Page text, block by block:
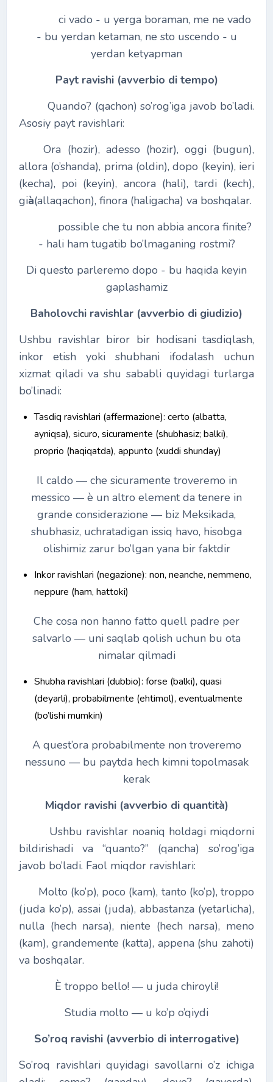
ci vado - u yerga boraman, me ne vado
- bu yerdan ketaman, ne sto uscendo - u
yerdan ketyapman
Payt ravishi (avverbio di tempo)
Quando? (qachon) so’rog’iga javob bo’ladi.
Asosiy payt ravishlari:
Ora (hozir), adesso (hozir), oggi (bugun),
allora (o’shanda), prima (oldin), dopo (keyin), ieri
(kecha), poi (keyin), ancora (hali), tardi (kech),
già(allaqachon), finora (haligacha) va boshqalar.
possible che tu non abbia ancora finite?
- hali ham tugatib bo’lmaganing rostmi?
Di questo parleremo dopo - bu haqida keyin
gaplashamiz
Baholovchi ravishlar (avverbio di giudizio)
Ushbu ravishlar biror bir hodisani tasdiqlash,
inkor etish yoki shubhani ifodalash uchun
xizmat qiladi va shu sababli quyidagi turlarga
bo’linadi:
Tasdiq ravishlari (affermazione): certo (albatta,
ayniqsa), sicuro, sicuramente (shubhasiz; balki),
proprio (haqiqatda), appunto (xuddi shunday)
Il caldo ― che sicuramente troveremo in
messico ― è un altro element da tenere in
grande considerazione ― biz Meksikada,
shubhasiz, uchratadigan issiq havo, hisobga
olishimiz zarur bo’lgan yana bir faktdir
Inkor ravishlari (negazione): non, neanche, nemmeno,
neppure (ham, hattoki)
Che cosa non hanno fatto quell padre per
salvarlo ― uni saqlab qolish uchun bu ota
nimalar qilmadi
Shubha ravishlari (dubbio): forse (balki), quasi
(deyarli), probabilmente (ehtimol), eventualmente
(bo’lishi mumkin)
A quest’ora probabilmente non troveremo
nessuno ― bu paytda hech kimni topolmasak
kerak
Miqdor ravishi (avverbio di quantità)
Ushbu ravishlar noaniq holdagi miqdorni
bildirishadi va “quanto?” (qancha) so’rog’iga
javob bo’ladi. Faol miqdor ravishlari:
Molto (ko’p), poco (kam), tanto (ko’p), troppo
(juda ko’p), assai (juda), abbastanza (yetarlicha),
nulla (hech narsa), niente (hech narsa), meno
(kam), grandemente (katta), appena (shu zahoti)
va boshqalar.
È troppo bello! ― u juda chiroyli!
Studia molto ― u ko’p o’qiydi
So’roq ravishi (avverbio di interrogative)
So’roq ravishlari quyidagi savollarni o’z ichiga